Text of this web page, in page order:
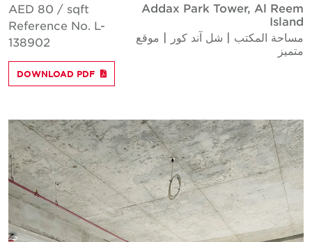
Addax Park Tower, Al Reem
Island
مساحة المكتب | شل آند كور | موقع
متميز
AED 80 / sqft
Reference No. L-
138902
DOWNLOAD PDF